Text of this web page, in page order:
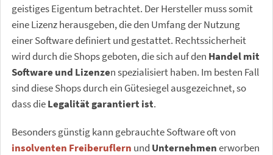
geistiges Eigentum betrachtet. Der Hersteller muss somit
eine Lizenz herausgeben, die den Umfang der Nutzung
einer Software definiert und gestattet. Rechtssicherheit
wird durch die Shops geboten, die sich auf den Handel mit
Software und Lizenzen spezialisiert haben. Im besten Fall
sind diese Shops durch ein Gütesiegel ausgezeichnet, so
dass dieLegalität garantiert ist.
Besonders günstig kann gebrauchte Software oft von
insolventen Freiberuflern und Unternehmenerworben